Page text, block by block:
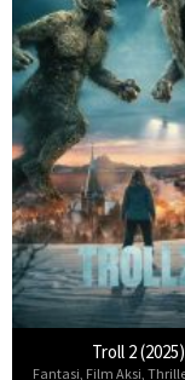
Troll 2 (2025)
Fantasi Film Aksi